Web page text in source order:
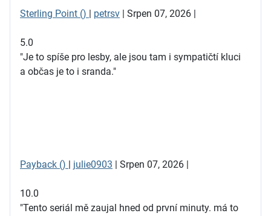
Sterling Point () | petrsv | Srpen 07, 2026 |
5.0
"Je to spíše pro lesby, ale jsou tam i sympatičtí kluci
a občas je to i sranda."
Payback () | julie0903 | Srpen 07, 2026 |
10.0
"Tento seriál mě zaujal hned od první minuty. má to